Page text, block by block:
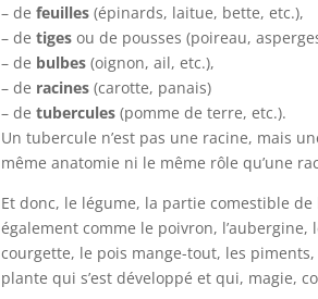
– defeuilles (épinards, laitue, bette, etc.),
– detiges ou de pousses (poireau,
– de bulbes (oignon, ail, etc.),
– de racines(carotte, panais)
– detubercules(pomme de terre, etc.).
Un tubercule n’est pas une racine, mais
même anatomie ni le même rôle qu’une
Et donc, le légume, la partie comestible
également comme le poivron,
courgette, le pois mange-tout, les
plante qui s’est développé et qui, magie,